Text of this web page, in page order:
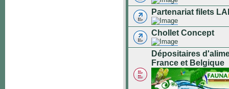
Partenariat filets
Chollet Concept
Dépositaires
France et Belgique